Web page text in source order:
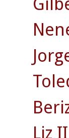
Liz